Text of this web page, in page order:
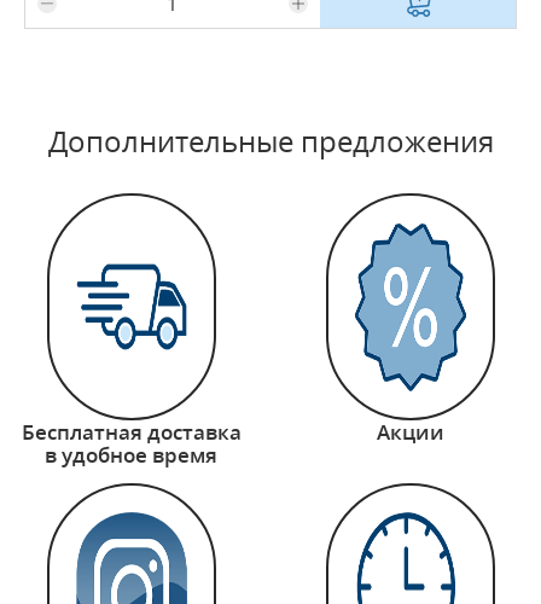
Дополнительные предложения
Бесплатная доставка
в удобное время
Акции